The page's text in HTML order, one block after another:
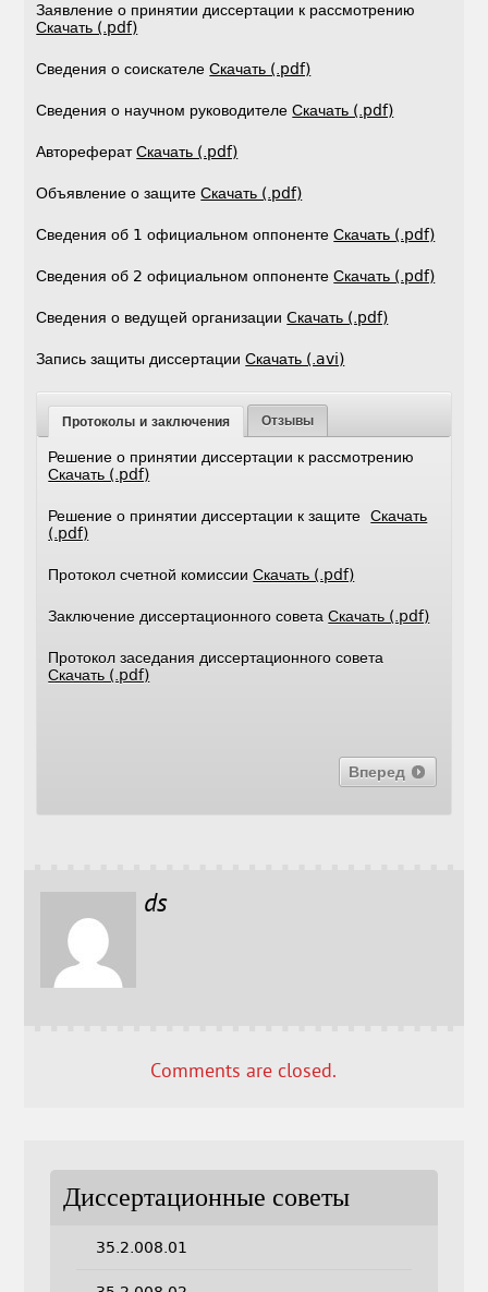
Заявление о принятии диссертации к рассмотрению
Скачать (.pdf)
Сведения о соискателеСкачать (.pdf)
Сведения о научном руководителеСкачать (.pdf)
АвторефератСкачать (.pdf)
Объявление о защитеСкачать (.pdf)
Сведения об 1 официальном оппонентеСкачать (.pdf)
Сведения об 2 официальном оппонентеСкачать (.pdf)
Сведения о ведущей организацииCкачать (.pdf)
Запись защиты диссертацииСкачать (.avi)
Протоколы и заключения Отзывы
Решение о принятии диссертации к рассмотрению
Скачать (.pdf)
Решение о принятии диссертации к защитеСкачать
(.pdf)
Протокол счетной комиссииСкачать (.pdf)
Заключение диссертационного советаСкачать (.pdf)
Протокол заседания диссертационного совета
Скачать (.pdf)
Вперед
ds
Comments are closed.
Диссертационные советы
35.2.008.01